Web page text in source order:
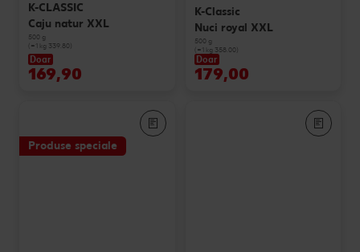
K-CLASSIC
Caju natur XXL
500 g
(=1 kg 339.80)
Doar
169,90
K-Classic
Nuci royal XXL
500 g
(=1 kg 358.00)
Doar
179,00
Produse speciale